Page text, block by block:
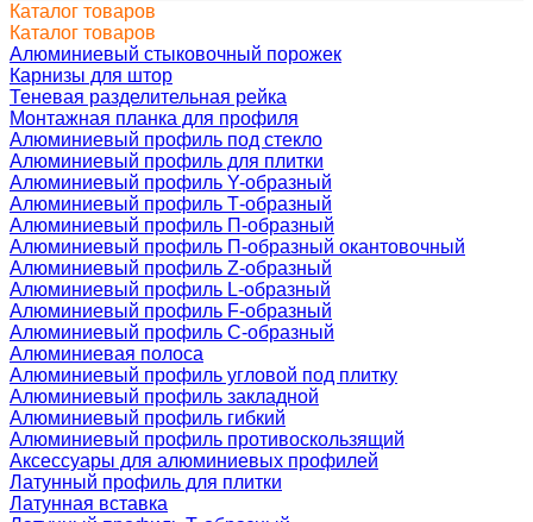
Каталог товаров
Каталог товаров
Алюминиевый стыковочный порожек
Карнизы для штор
Теневая разделительная рейка
Монтажная планка для профиля
Алюминиевый профиль под стекло
Алюминиевый профиль для плитки
Алюминиевый профиль Y-образный
Алюминиевый профиль Т-образный
Алюминиевый профиль П-образный
Алюминиевый профиль П-образный окантовочный
Алюминиевый профиль Z-образный
Алюминиевый профиль L-образный
Алюминиевый профиль F-образный
Алюминиевый профиль C-образный
Алюминиевая полоса
Алюминиевый профиль угловой под плитку
Алюминиевый профиль закладной
Алюминиевый профиль гибкий
Алюминиевый профиль противоскользящий
Аксессуары для алюминиевых профилей
Латунный профиль для плитки
Латунная вставка